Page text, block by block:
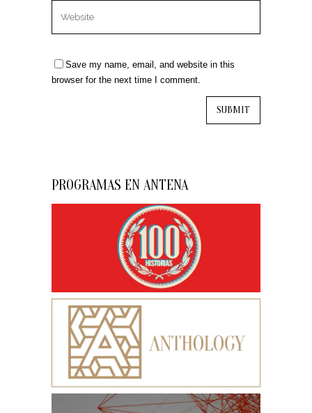
Save my name, email, and website in this
browser for the next time I comment.
PROGRAMAS EN ANTENA